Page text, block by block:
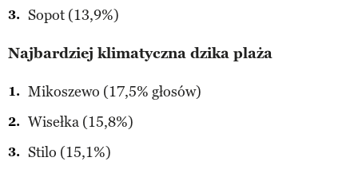
Sopot (13,9%)
Najbardziej klimatyczna dzika plaża
Mikoszewo (17,5% głosów)
Wisełka (15,8%)
Stilo (15,1%)